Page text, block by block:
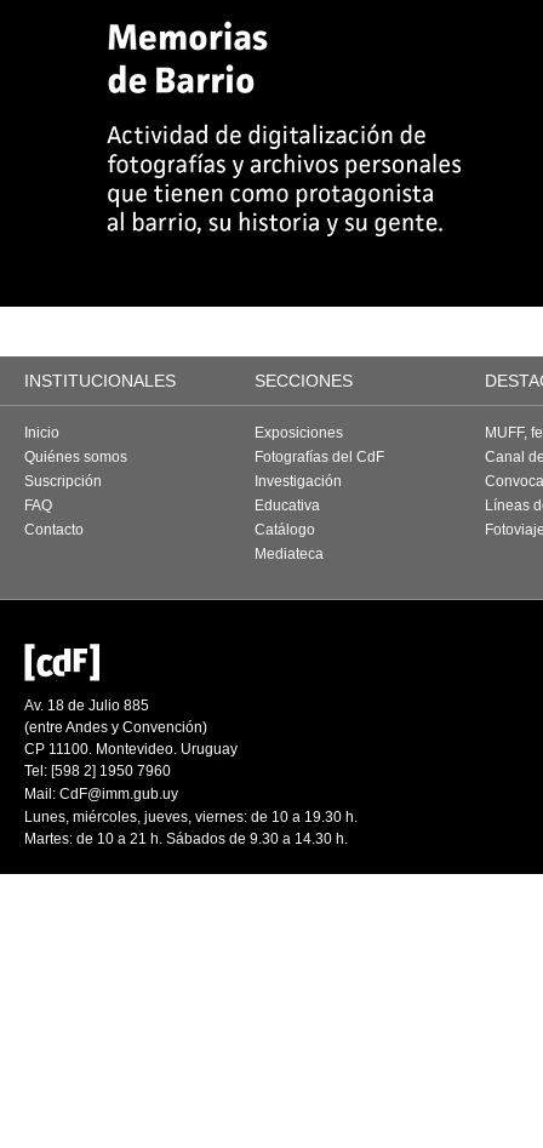
INSTITUCIONALES SECCIONES
Inicio
Quiénes somos
Suscripción
FAQ
Contacto
Exposiciones
Fotografías del CdF
Investigación
Educativa
Catálogo
Mediateca
MUFF,
Canal
Líneas
Av. 18 de Julio 885
(entre Andes y Convención)
CP 11100. Montevideo. Uruguay
Tel: [598 2] 1950 7960
Mail: CdF@imm.gub.uy
Lunes, miércoles, jueves, viernes: de 10 a 19.30 h.
Martes: de 10 a 21 h. Sábados de 9.30 a 14.30 h.